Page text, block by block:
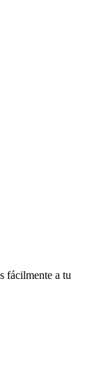
fácilmente a tu